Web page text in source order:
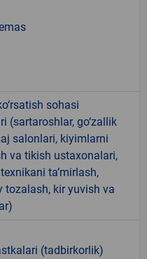
sohasi
(sartaroshlar, go‘zallik
salonlari, kiyimlarni
va tikish ustaxonalari,
ta’mirlash,
tozalash, kir yuvish va
(tadbirkorlik)